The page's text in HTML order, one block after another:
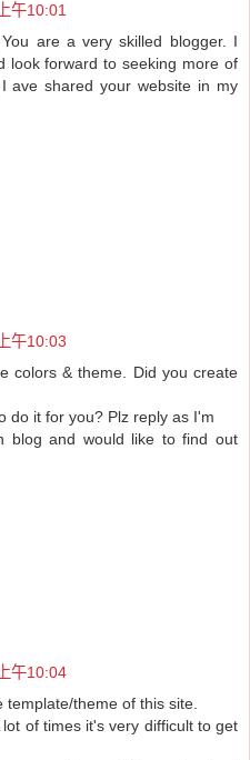
午10:01
are a very skilled blogger. I
look forward to seeking more of
ave shared your website in my
午10:03
colors & theme. Did you create
do it for you? Plz reply as I'm
blog and would like to find out
午10:04
theme of this site.
of times it's very difficult to get